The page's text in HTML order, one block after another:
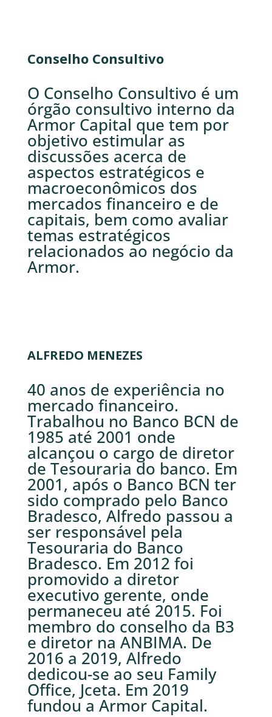
Conselho Consultivo
O Conselho Consultivo é um
órgão consultivo interno da
Armor Capital que tem por
objetivo estimular as
discussões acerca de
aspectos estratégicos e
macroeconômicos dos
mercados financeiro e de
capitais, bem como avaliar
temas estratégicos
relacionados ao negócio da
Armor.
ALFREDO MENEZES
40 anos de experiência no
mercado financeiro.
Trabalhou no Banco BCN de
1985 até 2001 onde
alcançou o cargo de diretor
de Tesouraria do banco. Em
2001, após o Banco BCN ter
sido comprado pelo Banco
Bradesco, Alfredo passou a
ser responsável pela
Tesouraria do Banco
Bradesco. Em 2012 foi
promovido a diretor
executivo gerente, onde
permaneceu até 2015. Foi
membro do conselho da B3
e diretor na ANBIMA. De
2016 a 2019, Alfredo
dedicou-se ao seu Family
Office, Jceta. Em 2019
fundou a Armor Capital.